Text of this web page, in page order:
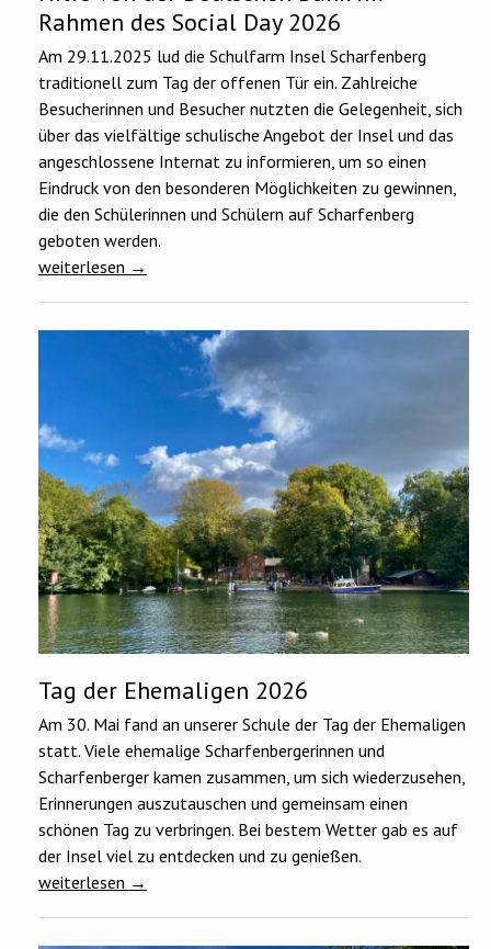
Rahmen des Social Day 2026
Am 29.11.2025 lud die Schulfarm Insel Scharfenberg
traditionell zum Tag der offenen Tür ein. Zahlreiche
Besucherinnen und Besucher nutzten die Gelegenheit, sich
über das vielfältige schulische Angebot der Insel und das
angeschlossene Internat zu informieren, um so einen
Eindruck von den besonderen Möglichkeiten zu gewinnen,
die den Schülerinnen und Schülern auf Scharfenberg
geboten werden.
weiterlesen →
Tag der Ehemaligen 2026
Am 30. Mai fand an unserer Schule der Tag der Ehemaligen
statt. Viele ehemalige Scharfenbergerinnen und
Scharfenberger kamen zusammen, um sich wiederzusehen,
Erinnerungen auszutauschen und gemeinsam einen
schönen Tag zu verbringen. Bei bestem Wetter gab es auf
der Insel viel zu entdecken und zu genießen.
weiterlesen →